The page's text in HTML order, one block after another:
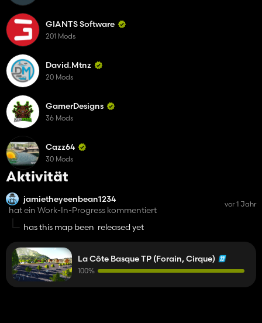
Aktivität
jamietheyeenbean1234
hat ein Work-In-Progress kommentiert
vor 1 Jahr
has this map been released yet
La Côte Basque TP (Forain, Cirque)
100%
GIANTS Software
201 Mods
David.Mtnz
20 Mods
GamerDesigns
36 Mods
Cazz64
30 Mods